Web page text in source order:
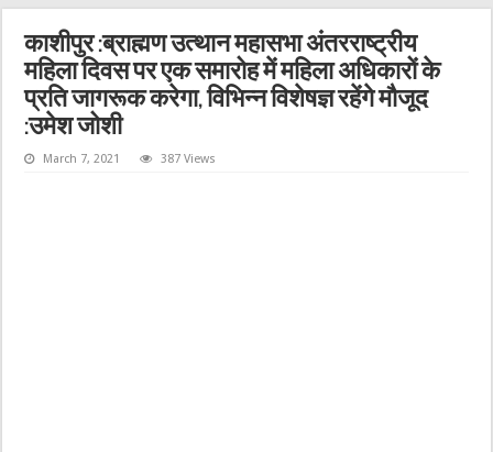
काशीपुर :ब्राह्मण उत्थान महासभा अंतरराष्ट्रीय
महिला दिवस पर एक समारोह में महिला अधिकारों के
प्रति जागरूक करेगा, विभिन्न विशेषज्ञ रहेंगे मौजूद
:उमेश जोशी
March 7, 2021 387 Views